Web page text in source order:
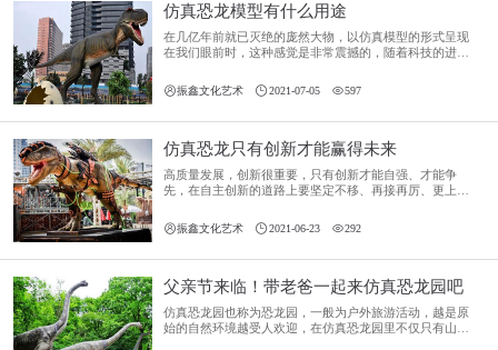
仿真恐龙模型有什么用途
在几亿年前就已灭绝的庞然大物，以仿真模型的形式呈现
在我们眼前时，这种感觉是非常震撼的，随着科技的进
不管是展览馆、楼盘开业、地产活动、大型的商场、主题
展台、主题公园、大型科技馆、广场学校和一些主题艺术
振鑫文化艺术 2021-07-05 597
仿真恐龙只有创新才能赢得未来
高质量发展，创新很重要，只有创新才能自强、才能争
先，在自主创新的道路上要坚定不移、再接再厉、更上层
缺少了创新的概念，最终只会停滞不前，只有给人们带来
惊喜、惊奇，打造独树一帜的仿真恐龙，才能走得更远。
振鑫文化艺术 2021-06-23 292
父亲节来临！带老爸一起来仿真恐龙园吧
仿真恐龙园也称为恐龙园，一般为户外旅游活动，越是原
始的自然环境越受人欢迎，在仿真恐龙园里不仅只有山山